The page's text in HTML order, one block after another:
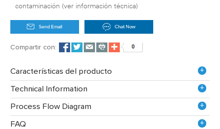
contaminación (ver información técnica)
Compartir con:
Características del producto +
Technical Information +
Process Flow Diagram +
FAQ +